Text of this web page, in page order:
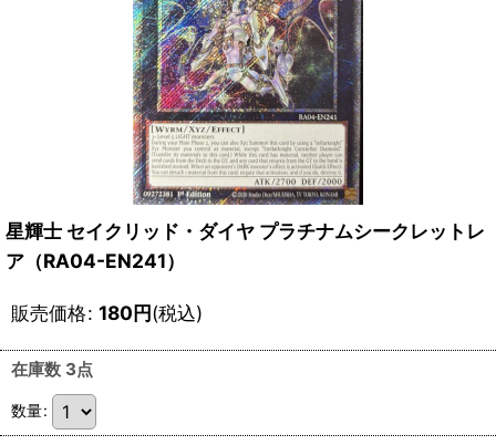
星輝士 セイクリッド・ダイヤ プラチナムシークレットレ
ア（RA04-EN241）
販売価格: 180円(税込)
在庫数 3点
数量: